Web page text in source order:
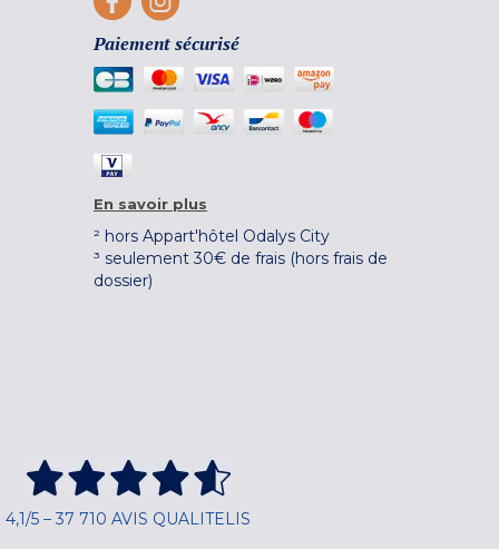
Paiement sécurisé
En savoir plus
² hors Appart'hôtel Odalys City
³ seulement 30€ de frais (hors frais de
dossier)
4,1/5 – 37 710 AVIS QUALITELIS